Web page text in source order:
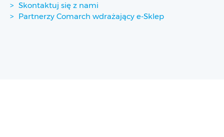
Skontaktuj się z nami
Partnerzy Comarch wdrażający e-Sklep